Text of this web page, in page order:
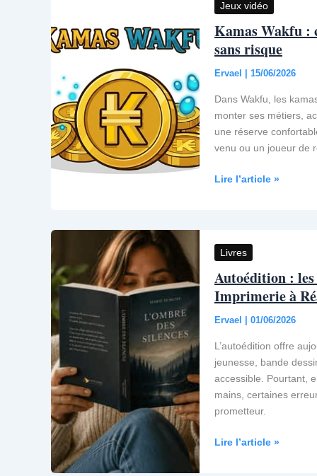
temps
de
Troie
Montréal
Jeux vidéo
Kamas Wakfu :
sans risque
Ervael 15/06/2026
Dans Wakfu, les
monter ses métiers,
une réserve
venu ou un joueur de
Kamas
en
gagner,
bien
les
et
en
acheter
risque
Lire l’article »
Livres
Autoédition :
Imprimerie à
Ervael 01/06/2026
L’autoédition offre
jeunesse, bande
accessible. Pourtant,
mains, certaines
prometteur.
Autoédition
Lire l’article »